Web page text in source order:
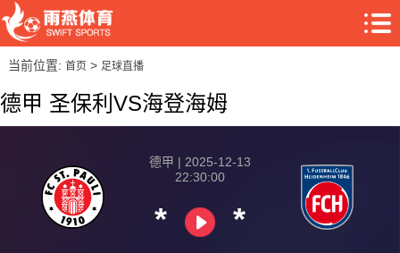
当前位置: 首页> 足球直播
德甲 圣保利VS海登海姆
德甲 | 2025-12-13
22:30:00
* *